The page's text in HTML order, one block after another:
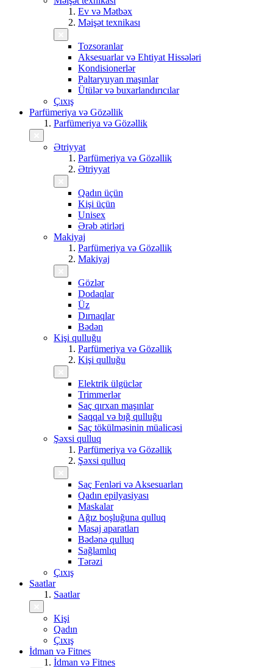
Ev və Mətbəx
Məişət texnikası
Tozsoranlar
Aksesuarlar və Ehtiyat Hissələri
Kondisionerlər
Paltaryuyan maşınlar
Ütülər və buxarlandırıcılar
Çıxış
Parfümeriya və Gözəllik
Parfümeriya və Gözəllik
Ətriyyat
Parfümeriya və Gözəllik
Ətriyyat
Qadın üçün
Kişi üçün
Unisex
Ərəb ətirləri
Makiyaj
Parfümeriya və Gözəllik
Makiyaj
Gözlər
Dodaqlar
Üz
Dırnaqlar
Bədən
Kişi qulluğu
Parfümeriya və Gözəllik
Kişi qulluğu
Elektrik ülgüclər
Trimmerlər
Saç qırxan maşınlar
Saqqal və bığ qulluğu
Saç tökülməsinin müalicəsi
Şəxsi qulluq
Parfümeriya və Gözəllik
Şəxsi qulluq
Saç Fenləri və Aksesuarları
Qadın epilyasiyası
Maskalar
Ağız boşluğuna qulluq
Masaj aparatları
Bədənə qulluq
Sağlamlıq
Tərəzi
Çıxış
Saatlar
Saatlar
Kişi
Qadın
Çıxış
İdman və Fitnes
İdman və Fitnes